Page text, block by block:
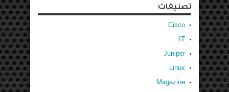
تصنيفات
Cisco
IT
Juniper
Linux
Magazine